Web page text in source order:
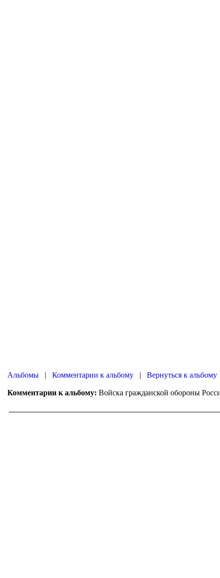
| | Вернуться к альбому
Войска гражданской обороны